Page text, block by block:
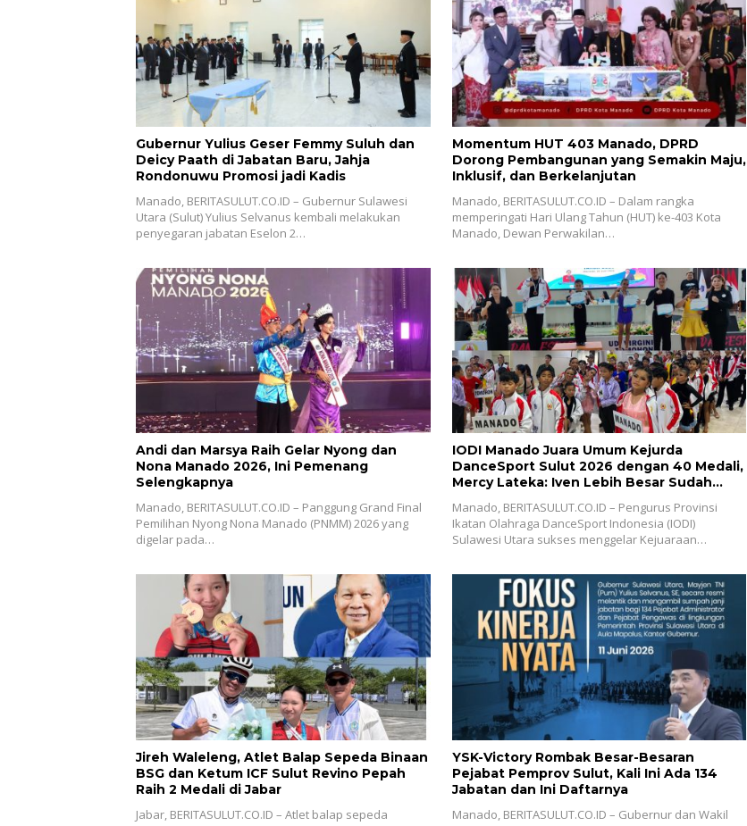
Gubernur Yulius Geser Femmy Suluh dan
Deicy Paath di Jabatan Baru, Jahja
Rondonuwu Promosi jadi Kadis
Manado, BERITASULUT.CO.ID – Gubernur Sulawesi
Utara (Sulut) Yulius Selvanus kembali melakukan
penyegaran jabatan Eselon 2…
Momentum HUT 403 Manado, DPRD
Dorong Pembangunan yang Semakin Maju,
Inklusif, dan Berkelanjutan
Manado, BERITASULUT.CO.ID – Dalam rangka
memperingati Hari Ulang Tahun (HUT) ke-403 Kota
Manado, Dewan Perwakilan…
Andi dan Marsya Raih Gelar Nyong dan
Nona Manado 2026, Ini Pemenang
Selengkapnya
Manado, BERITASULUT.CO.ID – Panggung Grand Final
Pemilihan Nyong Nona Manado (PNMM) 2026 yang
digelar pada…
IODI Manado Juara Umum Kejurda
DanceSport Sulut 2026 dengan 40 Medali,
Mercy Lateka: Iven Lebih Besar Sudah
Manado, BERITASULUT.CO.ID – Pengurus Provinsi
Ikatan Olahraga DanceSport Indonesia (IODI)
Sulawesi Utara sukses menggelar Kejuaraan…
Jireh Waleleng, Atlet Balap Sepeda Binaan
BSG dan Ketum ICF Sulut Revino Pepah
Raih 2 Medali di Jabar
Jabar, BERITASULUT.CO.ID – Atlet balap sepeda
YSK-Victory Rombak Besar-Besaran
Pejabat Pemprov Sulut, Kali Ini Ada 134
Jabatan dan Ini Daftarnya
Manado, BERITASULUT.CO.ID – Gubernur dan Wakil